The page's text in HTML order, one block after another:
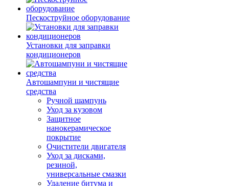
Пескоструйное оборудование
Установки для заправки
кондиционеров
Автошампуни и чистящие
средства
Ручной шампунь
Уход за кузовом
Защитное
нанокерамическое
покрытие
Очистители двигателя
Уход за дисками,
резиной,
универсальные смазки
Удаление битума и